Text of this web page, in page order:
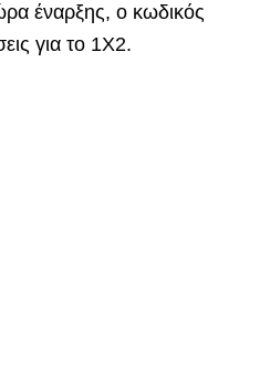
έναρξης, ο κωδικός
για το 1Χ2.